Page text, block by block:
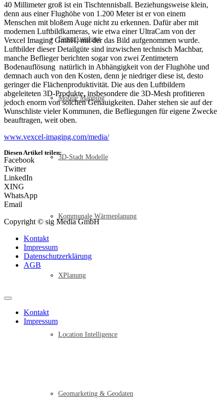
Fernerkundung
Mobile Mapping
3D-Stadt Modelle
Kommunale Wärmeplanung
XPlanung
Location Intelligence
Geomarketing & Geodaten
40 Millimeter groß ist ein Tischtennisball. Beziehungsweise klein,
denn aus einer Flughöhe von 1.200 Meter ist er von einem
Menschen mit bloßem Auge nicht zu erkennen. Dafür aber mit
modernen Luftbildkameras, wie etwa einer UltraCam von der
Vexcel Imaging GmbH, mit der das Bild aufgenommen wurde.
Luftbilder dieser Detailgüte sind inzwischen technisch Machbar,
manche Beflieger berichten sogar von zwei Zentimetern
Bodenauflösung natürlich in Abhängigkeit von der Flughöhe und
demnach auch von den Kosten, denn je niedriger diese ist, desto
geringer die Flächenproduktivität. Die aus den Luftbildern
abgeleiteten 3D-Produkte, insbesondere die 3D-Mesh profitieren
jedoch enorm von solchen Genauigkeiten. Daher stehen sie auf der
Wunschliste vieler Kommunen, die Befliegungen für eigene Zwecke
beauftragen, weit oben.
www.vexcel-imaging.com/media/
Diesen Artikel teilen:
Facebook
Twitter
LinkedIn
XING
WhatsApp
Email
Copyright © sig Media GmbH
Kontakt
Impressum
Datenschutzerklärung
AGB
Kontakt
Impressum